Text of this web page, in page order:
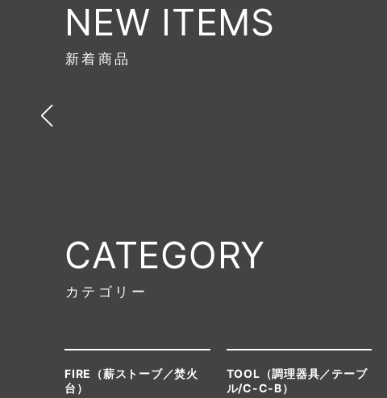
NEW ITEMS
新着商品
CATEGORY
カテゴリー
FIRE（薪ストーブ／焚火
台）
TOOL（調理器具／テーブ
ル/C-C-B）